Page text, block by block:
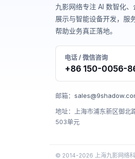
九影网络专注 AI 数智化
展示与智能设备开发，服
帮助业务真正落地。
电话 / 微信咨询
+86 150-0056-
邮箱：
地址：上海市浦东新区御北
503单元
© 2014-2026 上海九影网络